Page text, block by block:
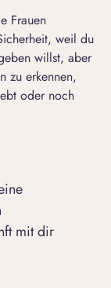
Frauen
weil du
willst, aber
zu erkennen,
oder noch
mit dir